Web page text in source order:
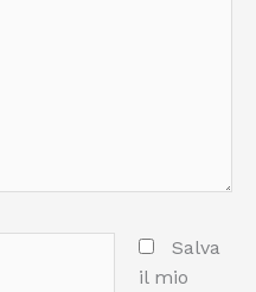
Salva
il mio